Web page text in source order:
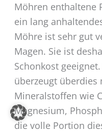
Möhren enthaltene
ein lang
Möhre ist sehr gut
Magen. Sie ist
Schonkost
überzeugt überdies
Mineralstoffen wie
Magnesium,
die volle Portion